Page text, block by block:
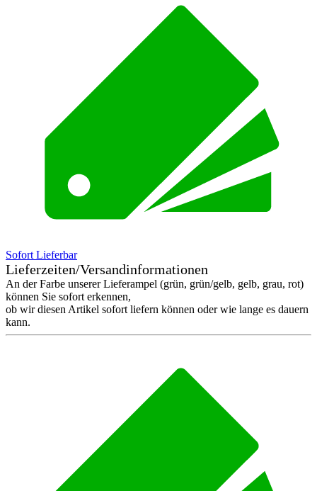
Sofort Lieferbar
Lieferzeiten/Versandinformationen
An der Farbe unserer Lieferampel (grün, grün/gelb, gelb, grau, rot)
können Sie sofort erkennen,
ob wir diesen Artikel sofort liefern können oder wie lange es dauern
kann.